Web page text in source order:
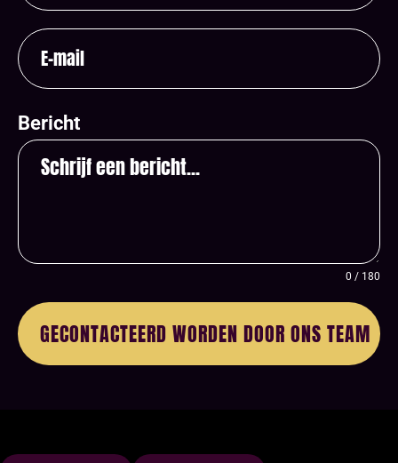
Bericht
0 / 180
GECONTACTEERD WORDEN DOOR ONS TEAM